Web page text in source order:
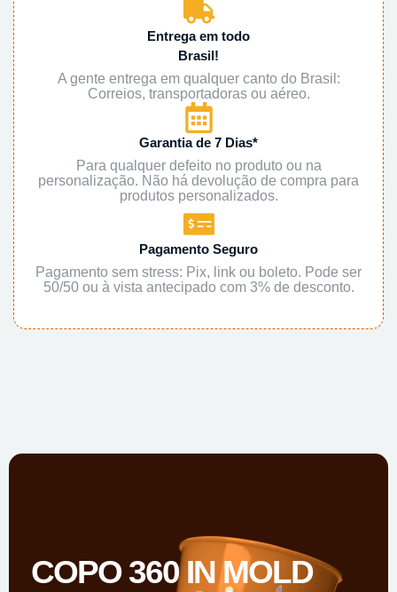
Entrega em todo
Brasil!
A gente entrega em qualquer canto do Brasil:
Correios, transportadoras ou aéreo.
Garantia de 7 Dias*
Para qualquer defeito no produto ou na
personalização. Não há devolução de compra para
produtos personalizados.
Pagamento Seguro
Pagamento sem stress: Pix, link ou boleto. Pode ser
50/50 ou à vista antecipado com 3% de desconto.
COPO 360 IN MOLD